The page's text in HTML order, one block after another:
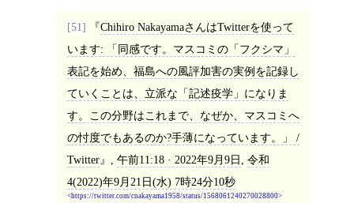
[51]
Chihiro NakayamaさんはTwitterを使って
います: 「同感です。マスコミの「フクシマ」
表記を始め、福島への風評加害の実例を記録し
ていくことは、立派な「記述疫学」になりま
す。この分野はこれまで、なぜか、マスコミへ
の忖度でもあるのか?手薄になっています。」 /
Twitter
午前11:18 · 2022年9月9日
令和
4(2022)年9月21日(水) 7時24分10秒
https://twitter.com/cnakayama1958/status/1568061240270028800